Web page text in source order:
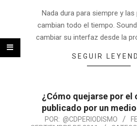
Nada dura para siempre y
cambian todo el tiempo.
cambiar su interfaz desde la
SEGUIR
¿Cómo quejarse por el
publicado por un
POR: @CDPERIODISMO